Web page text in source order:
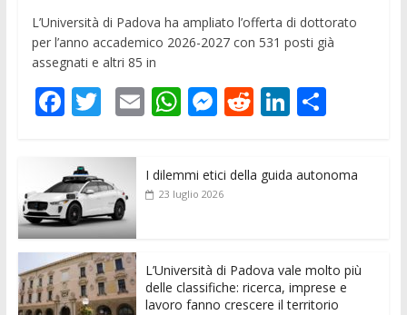
L’Università di Padova ha ampliato l’offerta di dottorato
per l’anno accademico 2026-2027 con 531 posti già
assegnati e altri 85 in
F
e
b
o
o
k
T
itt
er
E
ai
l
W
s
p
M
ss
e
er
R
di
Li
e
C
di
I dilemmi etici della guida autonoma
23 luglio 2026
L’Università di Padova vale molto più
delle classifiche: ricerca, imprese e
lavoro fanno crescere il territorio